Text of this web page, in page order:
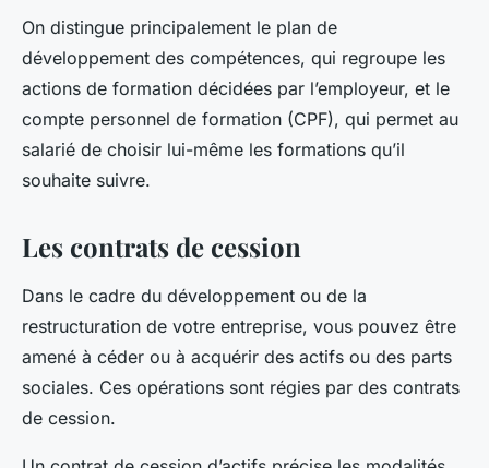
On distingue principalement le plan de
développement des compétences, qui regroupe les
actions de formation décidées par l’employeur, et le
compte personnel de formation (CPF), qui permet au
salarié de choisir lui-même les formations qu’il
souhaite suivre.
Les contrats de cession
Dans le cadre du développement ou de la
restructuration de votre entreprise, vous pouvez être
amené à céder ou à acquérir des actifs ou des parts
sociales. Ces opérations sont régies par des contrats
de cession.